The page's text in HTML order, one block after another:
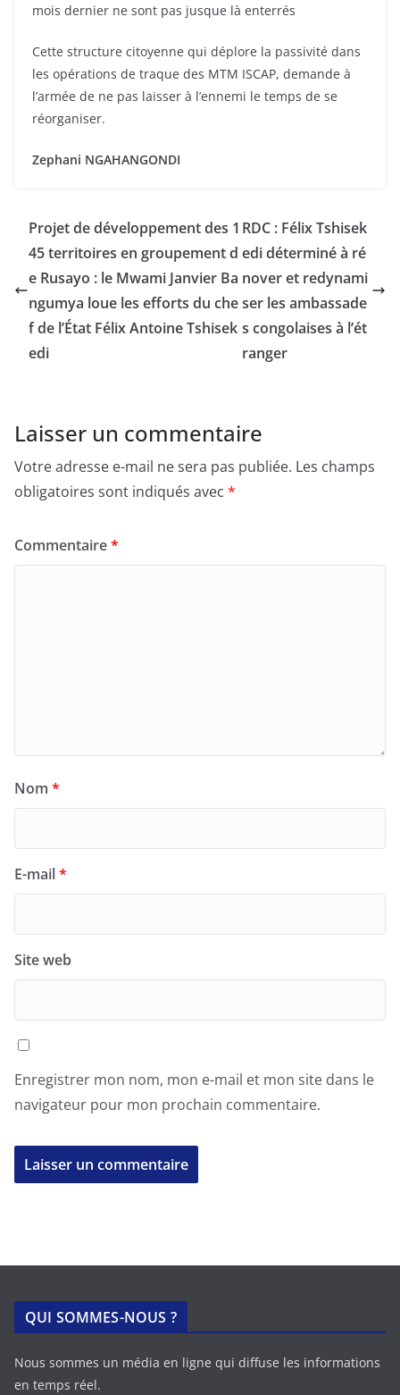
mois dernier ne sont pas jusque là enterrés
Cette structure citoyenne qui déplore la passivité dans
les opérations de traque des MTM ISCAP, demande à
l’armée de ne pas laisser à l’ennemi le temps de se
réorganiser.
Zephani NGAHANGONDI
Projet de développement des 1
45 territoires en groupement d
e Rusayo : le Mwami Janvier Ba
ngumya loue les efforts du che
f de l’État Félix Antoine Tshisek
edi
RDC : Félix Tshisek
edi déterminé à ré
nover et redynami
ser les ambassade
s congolaises à l’ét
ranger
Laisser un commentaire
Votre adresse e-mail ne sera pas publiée. Les champs
obligatoires sont indiqués avec *
Commentaire*
Nom *
E-mail*
Site web
Enregistrer mon nom, mon e-mail et mon site dans le
navigateur pour mon prochain commentaire.
QUI SOMMES-NOUS ?
Nous sommes un média en ligne qui diffuse les informations
en temps réel.